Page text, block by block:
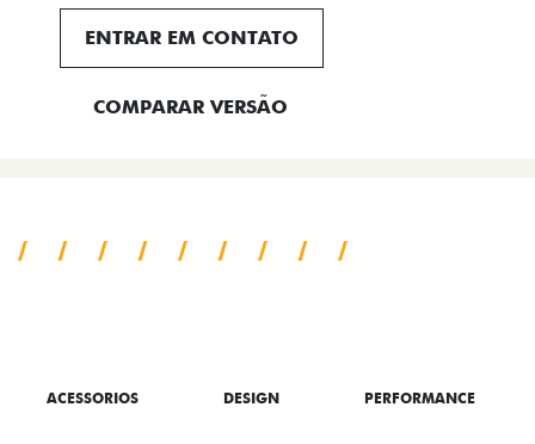
ENTRAR EM CONTATO
COMPARAR VERSÃO
ACESSORIOS DESIGN PERFORMANCE